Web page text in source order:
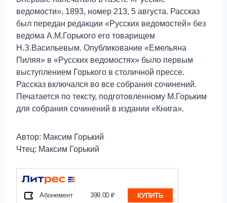
ведомости», 1893, номер 213, 5 августа. Рассказ
был передан редакции «Русских ведомостей» без
ведома А.М.Горького его товарищем
Н.З.Васильевым. Опубликование «Емельяна
Пиляя» в «Русских ведомостях» было первым
выступлением Горького в столичной прессе.
Рассказ включался во все собрания сочинений.
Печатается по тексту, подготовленному М.Горьким
для собрания сочинений в издании «Книга».
Автор: Максим Горький
Чтец: Максим Горький
Абонемент 399.00 ₽ КУПИТЬ